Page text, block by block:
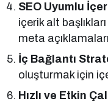
SEO Uyumlu
içerik alt
meta
İç Bağlantı
oluşturmak için
Hızlı ve Etkin